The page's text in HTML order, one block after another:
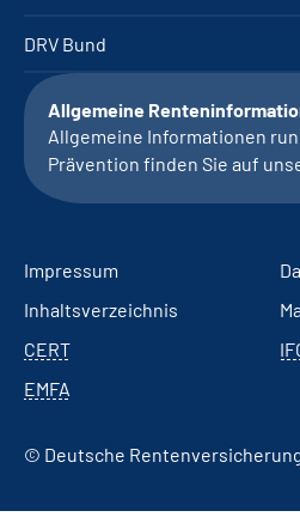
DRV Bund
Allgemeine
Allgemeine Informationen
Prävention finden Sie auf
Impressum
Inhaltsverzeichnis
CERT
EMFA
© Deutsche